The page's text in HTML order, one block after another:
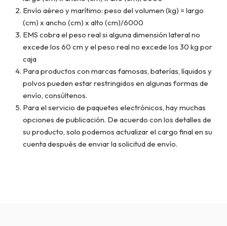
Envío aéreo y marítimo: peso del volumen (kg) = largo
(cm) x ancho (cm) x alto (cm)/6000
EMS cobra el peso real si alguna dimensión lateral no
excede los 60 cm y el peso real no excede los 30 kg por
caja
Para productos con marcas famosas, baterías, líquidos y
polvos pueden estar restringidos en algunas formas de
envío, consúltenos.
Para el servicio de paquetes electrónicos, hay muchas
opciones de publicación. De acuerdo con los detalles de
su producto, solo podemos actualizar el cargo final en su
cuenta después de enviar la solicitud de envío.